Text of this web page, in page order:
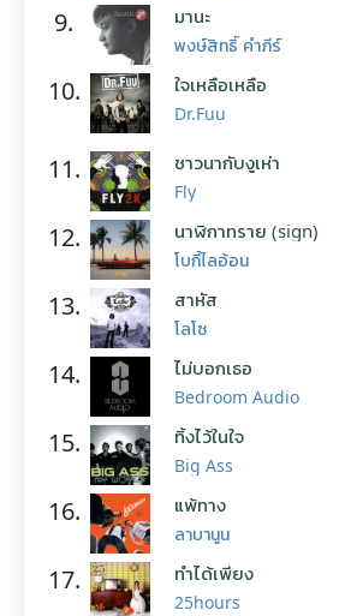
9. มานะ
พงษ์สิทธิ์ คำภีร์
10. ใจเหลือเหลือ
Dr.Fuu
11. ชาวนากับงูเห่า
Fly
12. นาฬิกาทราย (sign)
โบกี้ไลอ้อน
13. สาหัส
โลโซ
14. ไม่บอกเธอ
Bedroom Audio
15. ทิ้งไว้ในใจ
Big Ass
16. แพ้ทาง
ลาบานูน
17. ทำได้เพียง
25hours